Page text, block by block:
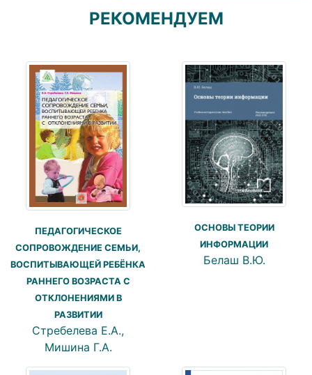
РЕКОМЕНДУЕМ
ПЕДАГОГИЧЕСКОЕ
СОПРОВОЖДЕНИЕ СЕМЬИ,
ВОСПИТЫВАЮЩЕЙ РЕБЁНКА
РАННЕГО ВОЗРАСТА С
ОТКЛОНЕНИЯМИ В
РАЗВИТИИ
Стребелева Е.А.,
Мишина Г.А.
ОСНОВЫ ТЕОРИИ
ИНФОРМАЦИИ
Белаш В.Ю.